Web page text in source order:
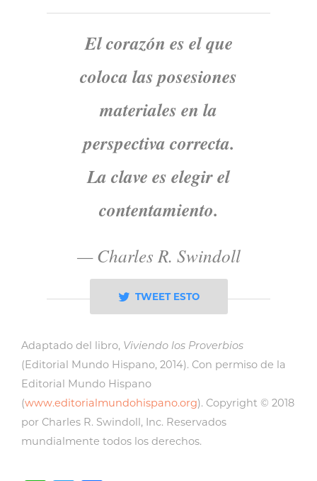
El corazón es el que
coloca las posesiones
materiales en la
perspectiva correcta.
La clave es elegir el
contentamiento.
—Charles R. Swindoll
TWEET ESTO
Adaptado del libro, Viviendo los Proverbios
(Editorial Mundo Hispano, 2014). Con permiso de la
Editorial Mundo Hispano
(www.editorialmundohispano.org). Copyright © 2018
por Charles R. Swindoll, Inc. Reservados
mundialmente todos los derechos.